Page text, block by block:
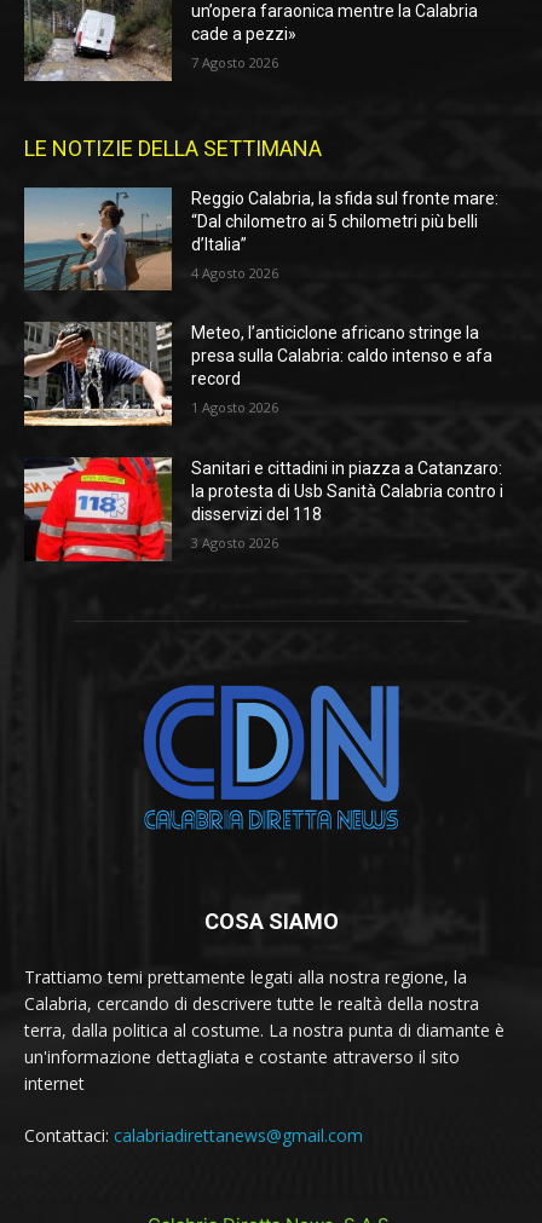
un’opera faraonica mentre la Calabria
cade a pezzi»
7 Agosto 2026
LE NOTIZIE DELLA SETTIMANA
Reggio Calabria, la sfida sul fronte mare:
“Dal chilometro ai 5 chilometri più belli
d’Italia”
4 Agosto 2026
Meteo, l’anticiclone africano stringe la
presa sulla Calabria: caldo intenso e afa
record
1 Agosto 2026
Sanitari e cittadini in piazza a Catanzaro:
la protesta di Usb Sanità Calabria contro i
disservizi del 118
3 Agosto 2026
COSA SIAMO
Trattiamo temi prettamente legati alla nostra regione, la
Calabria, cercando di descrivere tutte le realtà della nostra
terra, dalla politica al costume. La nostra punta di diamante è
un'informazione dettagliata e costante attraverso il sito
internet
Contattaci: calabriadirettanews@gmail.com